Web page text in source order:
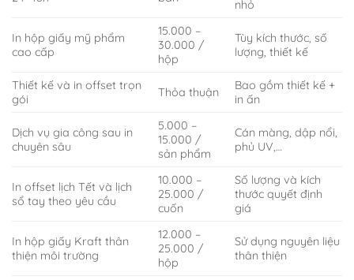
nhỏ
In hộp giấy mỹ phẩm
cao cấp
15.000 –
30.000 /
hộp
Tùy kích thước, số
lượng, thiết kế
Thiết kế và in offset trọn
gói
Thỏa thuận
Bao gồm thiết kế +
in ấn
Dịch vụ gia công sau in
chuyên sâu
5.000 –
15.000 /
sản phẩm
Cán màng, dập nổi,
phủ UV,…
In offset lịch Tết và lịch
sổ tay theo yêu cầu
10.000 –
25.000 /
cuốn
Số lượng và kích
thước quyết định
giá
In hộp giấy Kraft thân
thiện môi trường
12.000 –
25.000 /
hộp
Sử dụng nguyên liệu
thân thiện